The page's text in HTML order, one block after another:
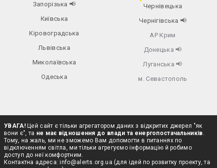
Запорізька 📢
Київська
Кіровоградська
Львівська
Миколаївська
Одеська
Чернівецька
Чернігівська 📢
АР Крим
Донецька 📢
Луганська 📢
м. Севастополь
УВАГА!Цей сайт є тільки агрегатором даних з відкритих джерел "як
вони є", та не має відношення до влади та енергопостачальників.
Тому, на жаль, ми не зможемо Вам допомогти в питаннях по
відключенням світла, ми тільки агрегуємо інформацію й робимо
доступ до неї комфортним.
Контактна адреса:info@alerts.org.ua (для ідей по розвитку проекту, та